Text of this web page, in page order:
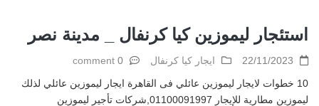
استئجار ليموزين كيا كرنفال _ مدينة نصر
22/11/2023 ايجار كيا كرنفال
0 comment
10 خطوات لايجار ليموزين عائلي فى القاهرة ايجار ليموزين عائلي لذلك
ليموزين مطارية للإيجار 01100091997,شركات تأجير ليموزين